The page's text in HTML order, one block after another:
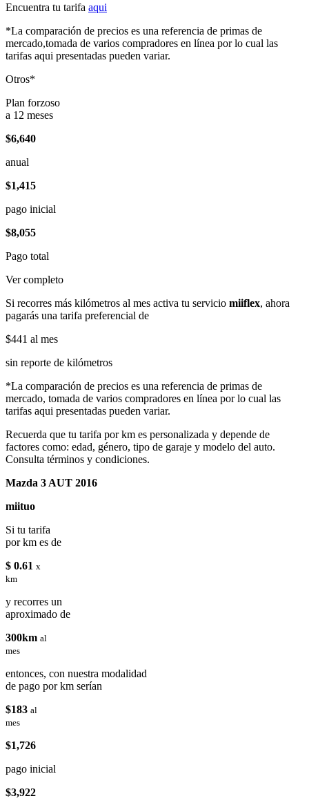
Encuentra tu tarifa aqui
*La comparación de precios es una referencia de primas de
mercado,tomada de varios compradores en línea por lo cual las
tarifas aqui presentadas pueden variar.
Otros*
Plan forzoso
a 12 meses
$6,640
anual
$1,415
pago inicial
$8,055
Pago total
Ver completo
Si recorres más kilómetros al mes activa tu servicio miiflex, ahora
pagarás una tarifa preferencial de
$441 al mes
sin reporte de kilómetros
*La comparación de precios es una referencia de primas de
mercado, tomada de varios compradores en línea por lo cual las
tarifas aqui presentadas pueden variar.
Recuerda que tu tarifa por km es personalizada y depende de
factores como: edad, género, tipo de garaje y modelo del auto.
Consulta términos y condiciones.
Mazda 3 AUT 2016
miituo
Si tu tarifa
por km es de
$ 0.61 x
km
y recorres un
aproximado de
300km al
mes
entonces, con nuestra modalidad
de pago por km serían
$183 al
mes
$1,726
pago inicial
$3,922